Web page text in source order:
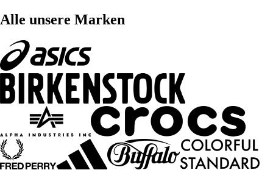
Alle unsere Marken